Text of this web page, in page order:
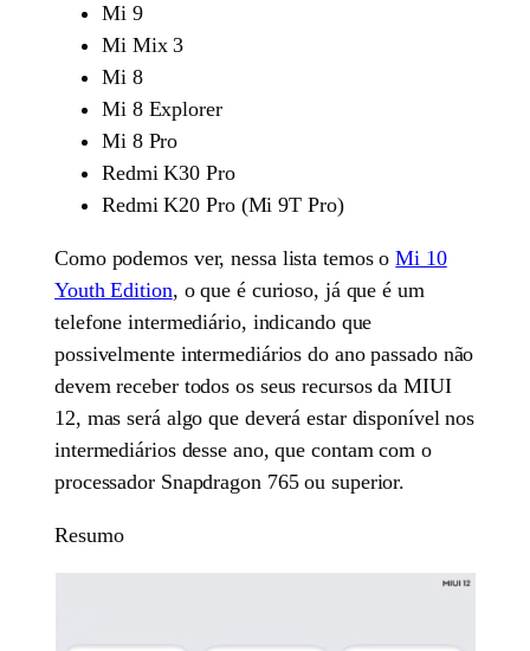
Mi 9
Mi Mix 3
Mi 8
Mi 8 Explorer
Mi 8 Pro
Redmi K30 Pro
Redmi K20 Pro (Mi 9T Pro)
Como podemos ver, nessa lista temos oMi 10
Youth Edition, o que é curioso, já que é um
telefone intermediário, indicando que
possivelmente intermediários do ano passado não
devem receber todos os seus recursos da MIUI
12, mas será algo que deverá estar disponível nos
intermediários desse ano, que contam com o
processador Snapdragon 765 ou superior.
Resumo